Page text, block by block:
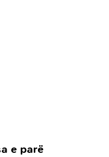
e parë